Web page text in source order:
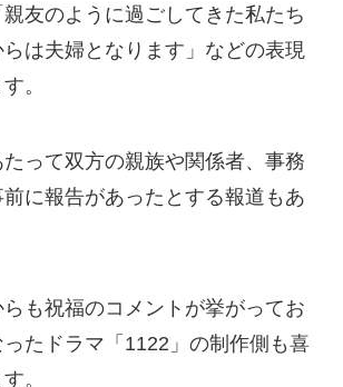
友のように過ごしてきた私たち
は夫婦となります」などの表現
。
たって双方の親族や関係者、事務
に報告があったとする報道もあ
も祝福のコメントが挙がってお
ったドラマ「1122」の制作側も喜
。